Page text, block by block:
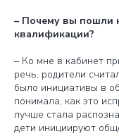
– Почему вы пошли
квалификации?
– Ко мне в кабинет
речь, родители
было инициативы в
понимала, как это
лучше стала
дети инициируют